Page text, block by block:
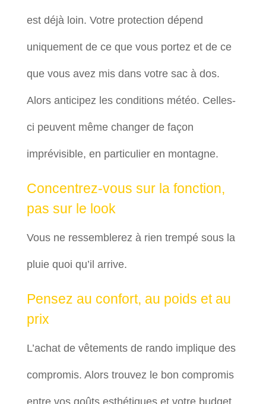
est déjà loin. Votre protection dépend
uniquement de ce que vous portez et de ce
que vous avez mis dans votre sac à dos.
Alors anticipez les conditions météo. Celles-
ci peuvent même changer de façon
imprévisible, en particulier en montagne.
Concentrez-vous sur la fonction,
pas sur le look
Vous ne ressemblerez à rien trempé sous la
pluie quoi qu’il arrive.
Pensez au confort, au poids et au
prix
L’achat de vêtements de rando implique des
compromis. Alors trouvez le bon compromis
entre vos goûts esthétiques et votre budget